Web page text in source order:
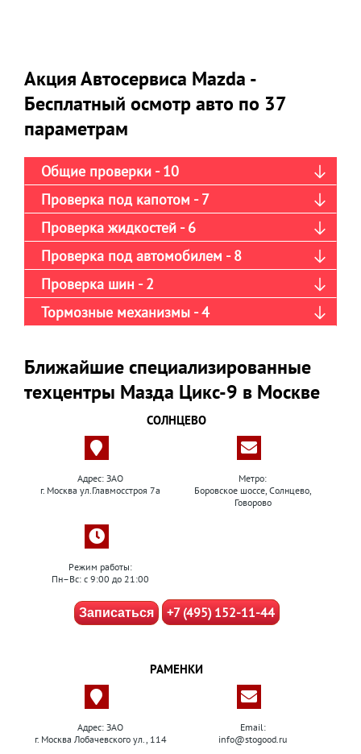
Акция Автосервиса Mazda -
Бесплатный осмотр авто по 37
параметрам
Общие проверки - 10
Проверка под капотом - 7
Проверка жидкостей - 6
Проверка под автомобилем - 8
Проверка шин - 2
Тормозные механизмы - 4
Ближайшие специализированные
техцентры Мазда Цикс-9 в Москве
СОЛНЦЕВО
Адрес: ЗАО
г. Москва ул.Главмосстроя 7а
Метро:
Боровское шоссе, Солнцево,
Говорово
Режим работы:
Пн–Вс: с 9:00 до 21:00
Записаться +7 (495) 152-11-44
РАМЕНКИ
Адрес: ЗАО
г. Москва Лобачевского ул., 114
Email:
info@stogood.ru